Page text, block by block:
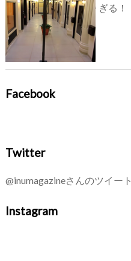
ぎる！
Facebook
Twitter
@inumagazineさんのツイート
Instagram